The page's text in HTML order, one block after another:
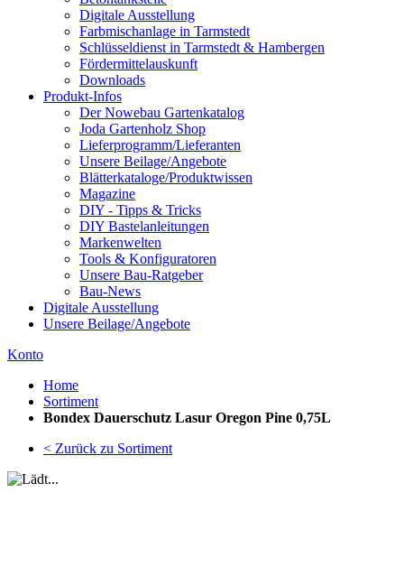
Digitale Ausstellung
Farbmischanlage in Tarmstedt
Schlüsseldienst in Tarmstedt & Hambergen
Fördermittelauskunft
Downloads
Produkt-Infos
Der Nowebau Gartenkatalog
Joda Gartenholz Shop
Lieferprogramm/Lieferanten
Unsere Beilage/Angebote
Blätterkataloge/Produktwissen
Magazine
DIY - Tipps & Tricks
DIY Bastelanleitungen
Markenwelten
Tools & Konfiguratoren
Unsere Bau-Ratgeber
Bau-News
Digitale Ausstellung
Unsere Beilage/Angebote
Konto
Home
Sortiment
Bondex Dauerschutz Lasur Oregon Pine 0,75L
< Zurück zu Sortiment